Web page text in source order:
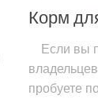
Корм
Если вы
пробуете